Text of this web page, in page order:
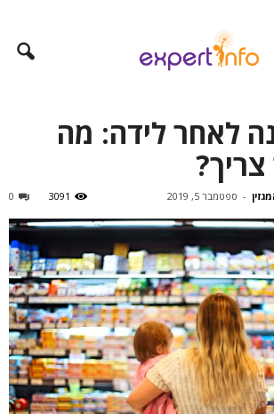
לאחר לידה: מה
- ספטמבר 5, 2019 0 3091